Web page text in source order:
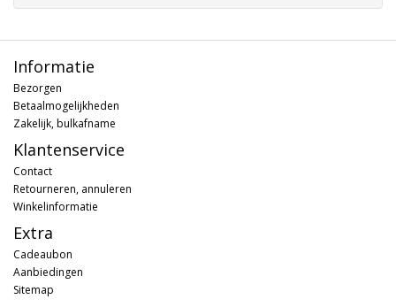
Informatie
Bezorgen
Betaalmogelijkheden
Zakelijk, bulkafname
Klantenservice
Contact
Retourneren, annuleren
Winkelinformatie
Extra
Cadeaubon
Aanbiedingen
Sitemap